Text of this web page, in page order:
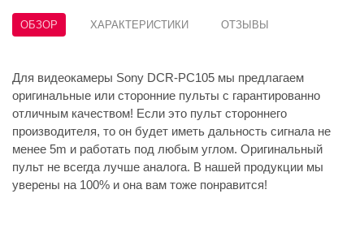
ОБЗОР ХАРАКТЕРИСТИКИ ОТЗЫВЫ
Для видеокамеры Sony DCR-PC105 мы предлагаем
оригинальные или сторонние пульты с гарантированно
отличным качеством! Если это пульт стороннего
производителя, то он будет иметь дальность сигнала не
менее 5m и работать под любым углом. Оригинальный
пульт не всегда лучше аналога. В нашей продукции мы
уверены на 100% и она вам тоже понравится!